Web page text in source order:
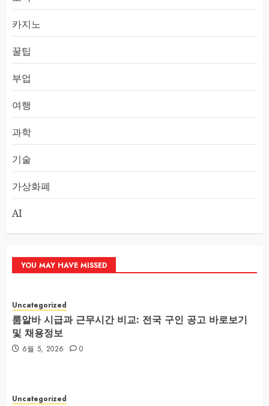
카지노
꿀팁
부업
여행
과학
기술
가상화폐
AI
YOU MAY HAVE MISSED
Uncategorized
룸알바 시급과 근무시간 비교: 전국 구인 공고 바로보기
및 채용정보
6월 5, 2026 0
Uncategorized